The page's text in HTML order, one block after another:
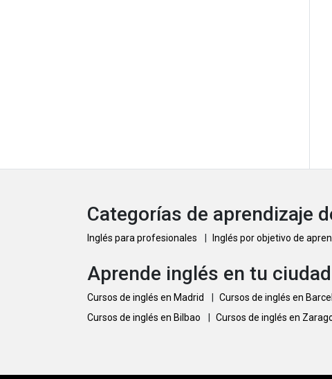
Categorías de aprendizaje
Inglés para profesionales Inglés por objetivo de
Aprende inglés en tu ciudad
Cursos de inglés en Madrid Cursos de inglés en
Cursos de inglés en Bilbao
Cursos de inglés en